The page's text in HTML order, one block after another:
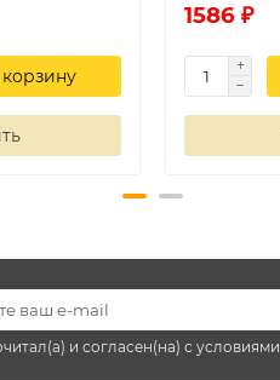
1586 ₽
и согласен(на) с условиями